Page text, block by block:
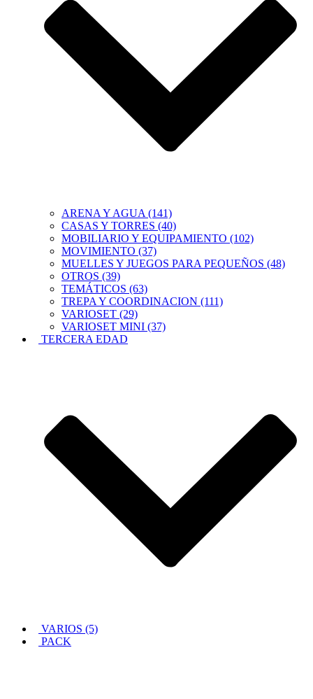
ARENA Y AGUA (141)
CASAS Y TORRES (40)
MOBILIARIO Y EQUIPAMIENTO (102)
MOVIMIENTO (37)
MUELLES Y JUEGOS PARA PEQUEÑOS (48)
OTROS (39)
TEMÁTICOS (63)
TREPA Y COORDINACION (111)
VARIOSET (29)
VARIOSET MINI (37)
TERCERA EDAD
VARIOS (5)
PACK